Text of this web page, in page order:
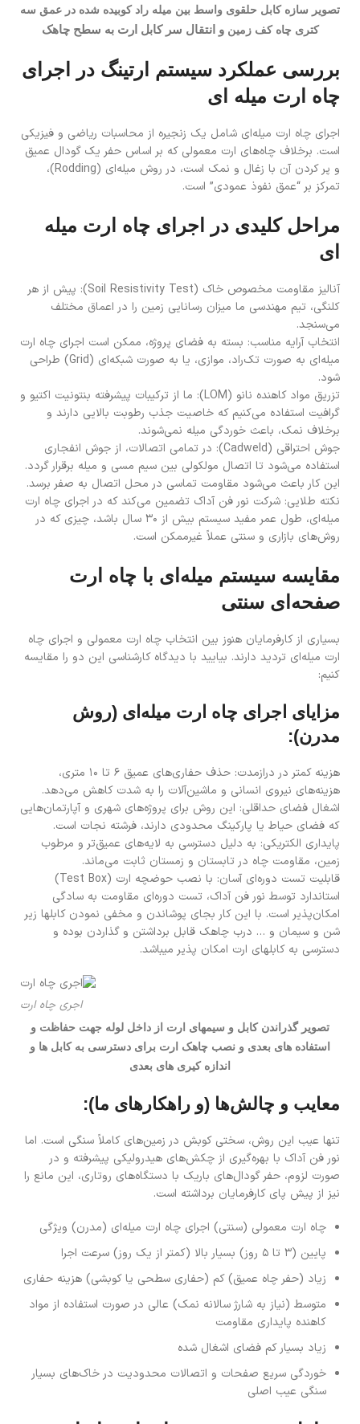
تصویر سازه کابل حلقوی واسط بین میله راد کوبیده شده در عمق سه
کتری چاه کف زمینو انتقال سر کابل ارت به سطح چاهک
بررسی عملکرد سیستم ارتینگ در اجرای
چاه ارت میله ای
اجرای چاه ارت میله‌ای شامل یک زنجیره از محاسبات ریاضی و فیزیکی
است. برخلاف چاه‌های ارت معمولی که بر اساس حفر یک گودال عمیق
و پر کردن آن با زغال و نمک است، در روش میله‌ای (Rodding)،
تمرکز بر “عمق نفوذ عمودی” است.
مراحل کلیدی در اجرای چاه ارت میله
ای
آنالیز مقاومت مخصوص خاک (Soil Resistivity Test): پیش از هر
کلنگی، تیم مهندسی ما میزان رسانایی زمین را در اعماق مختلف
می‌سنجد.
انتخاب آرایه مناسب: بسته به فضای پروژه، ممکن است اجرای چاه ارت
میله‌ای به صورت تک‌راد، موازی، یا به صورت شبکه‌ای (Grid) طراحی
شود.
تزریق مواد کاهنده نانو (LOM): ما از ترکیبات پیشرفته بنتونیت اکتیو و
گرافیت استفاده می‌کنیم که خاصیت جذب رطوبت بالایی دارند و
برخلاف نمک، باعث خوردگی میله نمی‌شوند.
جوش احتراقی (Cadweld): در تمامی اتصالات، از جوش انفجاری
استفاده می‌شود تا اتصال مولکولی بین سیم مسی و میله برقرار گردد.
این کار باعث می‌شود مقاومت تماسی در محل اتصال به صفر برسد.
نکته طلایی: شرکت نور فن آداک تضمین می‌کند که در اجرای چاه ارت
میله‌ای، طول عمر مفید سیستم بیش از ۳۰ سال باشد، چیزی که در
روش‌های بازاری و سنتی عملاً غیرممکن است.
مقایسه سیستم میله‌ای با چاه ارت
صفحه‌ای سنتی
بسیاری از کارفرمایان هنوز بین انتخاب چاه ارت معمولی و اجرای چاه
ارت میله‌ای تردید دارند. بیایید با دیدگاه کارشناسی این دو را مقایسه
کنیم:
مزایای اجرای چاه ارت میله‌ای (روش
مدرن):
هزینه کمتر در درازمدت: حذف حفاری‌های عمیق ۶ تا ۱۰ متری،
هزینه‌های نیروی انسانی و ماشین‌آلات را به شدت کاهش می‌دهد.
اشغال فضای حداقلی: این روش برای پروژه‌های شهری و آپارتمان‌هایی
که فضای حیاط یا پارکینگ محدودی دارند، فرشته نجات است.
پایداری الکتریکی: به دلیل دسترسی به لایه‌های عمیق‌تر و مرطوب
زمین، مقاومت چاه در تابستان و زمستان ثابت می‌ماند.
قابلیت تست دوره‌ای آسان: با نصب حوضچه ارت (Test Box)
استاندارد توسط نور فن آداک، تست دوره‌ای مقاومت به سادگی
امکان‌پذیر است. با این کار بجای پوشاندن و مخفی نمودن کابلها زیر
شن و سیمان و … درب چاهک قابل برداشتن و گذاردن بوده و
دسترسی به کابلهای ارت امکان پذیر میباشد.
اجری چاه ارت
تصویر گذراندن کابل و سیمهای ارت از داخل لوله جهت حفاظت و
استفاده های بعدی و نصب چاهک ارت برای دسترسی به کابل ها و
اندازه کیری های بعدی
معایب و چالش‌ها (و راهکارهای ما):
تنها عیب این روش، سختی کوبش در زمین‌های کاملاً سنگی است. اما
نور فن آداک با بهره‌گیری از چکش‌های هیدرولیکی پیشرفته و در
صورت لزوم، حفر گودال‌های باریک با دستگاه‌های روتاری، این مانع را
نیز از پیش پای کارفرمایان برداشته است.
چاه ارت معمولی (سنتی) اجرای چاه ارت میله‌ای (مدرن) ویژگی
پایین (۳ تا ۵ روز) بسیار بالا (کمتر از یک روز) سرعت اجرا
زیاد (حفر چاه عمیق) کم (حفاری سطحی یا کوبشی) هزینه حفاری
متوسط (نیاز به شارژ سالانه نمک) عالی در صورت استفاده از مواد
کاهنده پایداری مقاومت
زیاد بسیار کم فضای اشغال شده
خوردگی سریع صفحات و اتصالات محدودیت در خاک‌های بسیار
سنگی عیب اصلی